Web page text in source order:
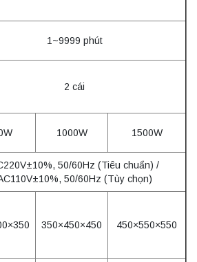
1~9999 phút
2 cái
1000W 1500W
50/60Hz (Tiêu chuẩn) /
50/60Hz (Tùy chọn)
350×450×450 450×550×550